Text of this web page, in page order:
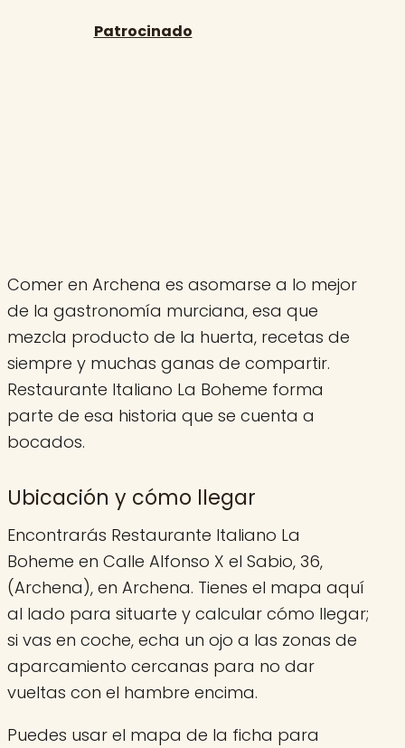
Comer en Archena es asomarse a lo mejor
de la gastronomía murciana, esa que
mezcla producto de la huerta, recetas de
siempre y muchas ganas de compartir.
Restaurante Italiano La Boheme forma
parte de esa historia que se cuenta a
bocados.
Ubicación y cómo llegar
Encontrarás Restaurante Italiano La
Boheme en Calle Alfonso X el Sabio, 36,
(Archena), en Archena. Tienes el mapa aquí
al lado para situarte y calcular cómo llegar;
si vas en coche, echa un ojo a las zonas de
aparcamiento cercanas para no dar
vueltas con el hambre encima.
Puedes usar el mapa de la ficha para